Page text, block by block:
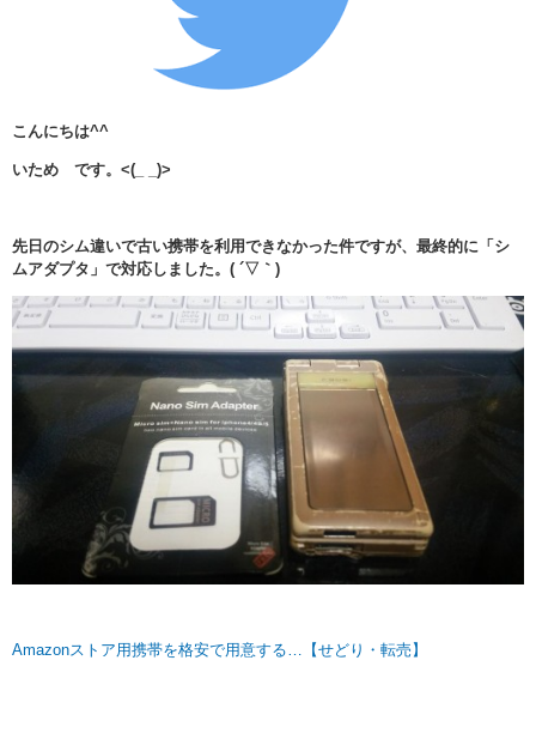
こんにちは^^
いため です。<(_ _)>
先日のシム違いで古い携帯を利用できなかった件ですが、最終的に「シ
ムアダプタ」で対応しました。( ´▽｀)
Amazonストア用携帯を格安で用意する…【せどり・転売】